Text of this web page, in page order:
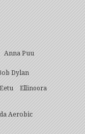
Anna Puu
Dylan
Eetu
Ellinoora
Aerobic